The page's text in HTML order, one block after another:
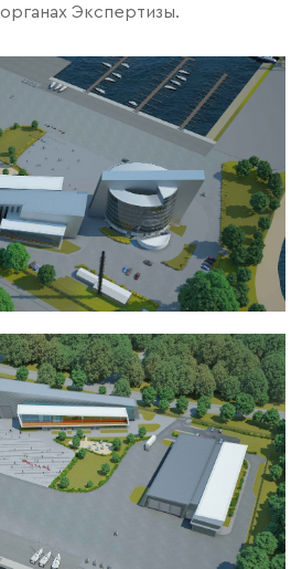
Экспертизы.